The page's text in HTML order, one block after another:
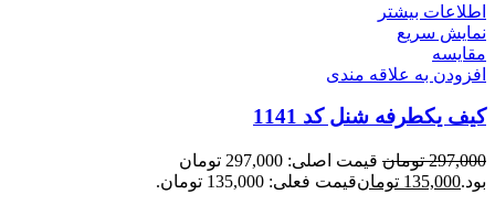
اطلاعات بیشتر
نمایش سریع
مقايسه
افزودن به علاقه مندی
کیف یکطرفه شنل کد 1141
297,000 تومان
قیمت اصلی: 297,000 تومان
بود.135,000 تومانقیمت فعلی: 135,000 تومان.